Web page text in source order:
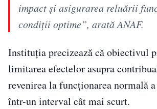
impact și asigurarea reluării
condiții optime”, arată ANAF.
Instituția precizează că obiectivul
limitarea efectelor asupra
revenirea la funcționarea normală
într-un interval cât mai scurt.